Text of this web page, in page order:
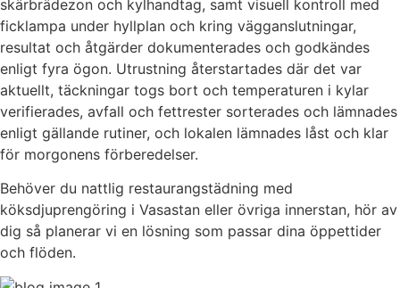
skärbrädezon och kylhandtag, samt visuell kontroll med
ficklampa under hyllplan och kring vägganslutningar,
resultat och åtgärder dokumenterades och godkändes
enligt fyra ögon. Utrustning återstartades där det var
aktuellt, täckningar togs bort och temperaturen i kylar
verifierades, avfall och fettrester sorterades och lämnades
enligt gällande rutiner, och lokalen lämnades låst och klar
för morgonens förberedelser.
Behöver du nattlig restaurangstädning med
köksdjuprengöring i Vasastan eller övriga innerstan, hör av
dig så planerar vi en lösning som passar dina öppettider
och flöden.